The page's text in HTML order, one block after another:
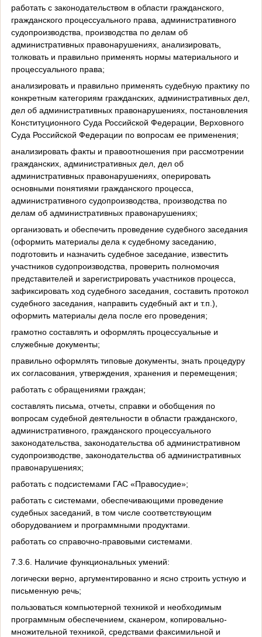
работать с законодательством в области гражданского,
гражданского процессуального права, административного
судопроизводства, производства по делам об
административных правонарушениях, анализировать,
толковать и правильно применять нормы материального и
процессуального права;
анализировать и правильно применять судебную практику по
конкретным категориям гражданских, административных дел,
дел об административных правонарушениях, постановления
Конституционного Суда Российской Федерации, Верховного
Суда Российской Федерации по вопросам ее применения;
анализировать факты и правоотношения при рассмотрении
гражданских, административных дел, дел об
административных правонарушениях, оперировать
основными понятиями гражданского процесса,
административного судопроизводства, производства по
делам об административных правонарушениях;
организовать и обеспечить проведение судебного заседания
(оформить материалы дела к судебному заседанию,
подготовить и назначить судебное заседание, известить
участников судопроизводства, проверить полномочия
представителей и зарегистрировать участников процесса,
зафиксировать ход судебного заседания, составить протокол
судебного заседания, направить судебный акт и т.п.),
оформить материалы дела после его проведения;
грамотно составлять и оформлять процессуальные и
служебные документы;
правильно оформлять типовые документы, знать процедуру
их согласования, утверждения, хранения и перемещения;
работать с обращениями граждан;
составлять письма, отчеты, справки и обобщения по
вопросам судебной деятельности в области гражданского,
административного, гражданского процессуального
законодательства, законодательства об административном
судопроизводстве, законодательства об административных
правонарушениях;
работать с подсистемами ГАС «Правосудие»;
работать с системами, обеспечивающими проведение
судебных заседаний, в том числе соответствующим
оборудованием и программными продуктами.
работать со справочно-правовыми системами.
7.3.6. Наличие функциональных умений:
логически верно, аргументированно и ясно строить устную и
письменную речь;
пользоваться компьютерной техникой и необходимым
программным обеспечением, сканером, копировально-
множительной техникой, средствами факсимильной и